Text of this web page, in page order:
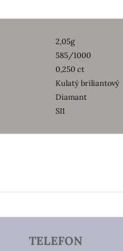
2,05g
585/1000
0,250 ct
Kulatý briliantový
Diamant
SI1
TELEFON